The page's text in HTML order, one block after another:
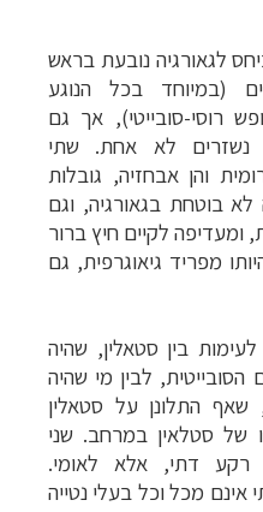
לגאורגיה נובעת בראש
(במיוחד בכל הנוגע
רוסי-סובייטי), אך גם
נשזרים לא אחת. שתי
והן אבחזיה, גובלות
לא בוטחת בגאורגיה, וגם
ומעדיפה לקיים חיץ ברור
מפריד גיאוגרפית, גם
בין סטאלין, שהיה
לבין מי שהיה
שאף התלונן על סטאלין
של סטלאין במרחב. שני
רקע דתי, אלא לאומי.
אינם מכל וכל בעלי נטייה